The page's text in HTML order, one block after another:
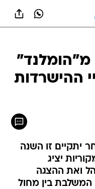
עכו 2014: מ"הומלנד"
ההישרדות
יתקיים זו השנה
יציג
ואת ההצגה
בין מחול